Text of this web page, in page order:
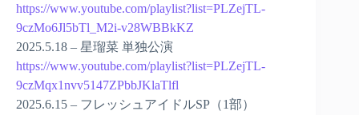
https://www.youtube.com/playlist?list=PLZejTL-
9czMo6Jl5bTl_M2i-v28WBBkKZ
2025.5.18 – 星瑠菜 単独公演
https://www.youtube.com/playlist?list=PLZejTL-
9czMqx1nvv5147ZPbbJKlaTlfl
2025.6.15 – フレッシュアイドルSP（1部）